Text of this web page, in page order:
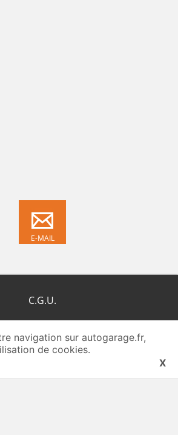
E-MAIL
navigation sur autogarage.fr,
de cookies.
X
C.G.U.
sommes-nous ?
Plan du site